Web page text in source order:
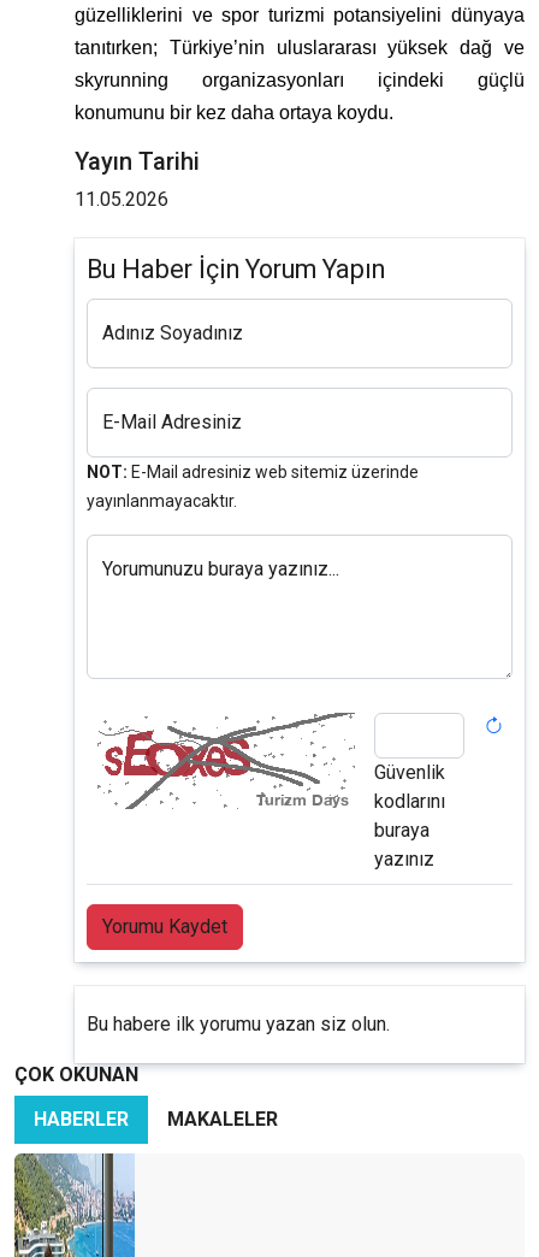
güzelliklerini ve spor turizmi potansiyelini dünyaya
tanıtırken; Türkiye’nin uluslararası yüksek dağ ve
skyrunning organizasyonları içindeki güçlü
konumunu bir kez daha ortaya koydu.
Yayın Tarihi
11.05.2026
Bu Haber İçin Yorum Yapın
Adınız Soyadınız
E-Mail Adresiniz
NOT: E-Mail adresiniz web sitemiz üzerinde
yayınlanmayacaktır.
Yorumunuzu buraya yazınız...
Güvenlik
kodlarını
buraya
yazınız
Yorumu Kaydet
Bu habere ilk yorumu yazan siz olun.
ÇOK OKUNAN
HABERLER
MAKALELER